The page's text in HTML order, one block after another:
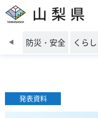
山梨県
前のスライドを表示
防災・安全 くらし
発表資料